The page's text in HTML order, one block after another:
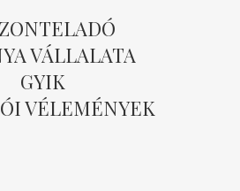
VÁLLALATA
GYIK
VÉLEMÉNYEK